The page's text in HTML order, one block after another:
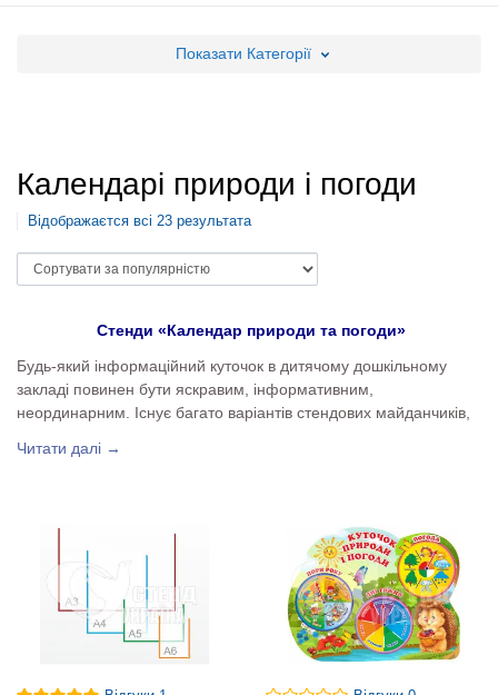
Показати Категорії
Календарі природи і погоди
Відображаєтся всі 23 результата
Стенди «Календар природи та погоди»
Будь-який інформаційний куточок в дитячому дошкільному
закладі повинен бути яскравим, інформативним,
неординарним. Існує багато варіантів стендових майданчиків,
розумову діяльність, пробуджують приховані таланти,
садка та в кабінетах початкової школи та можуть бути як
окремими самостійними елементами оформлення стін
навчальних закладів, так і частиною класних куточків й інших
стендових композицій, поєднаних однією тематикою.
На сайті stend-ukraine можна ознайомитися з прикладами
оформлення місць для спостережень за погодою й
Читати далі →